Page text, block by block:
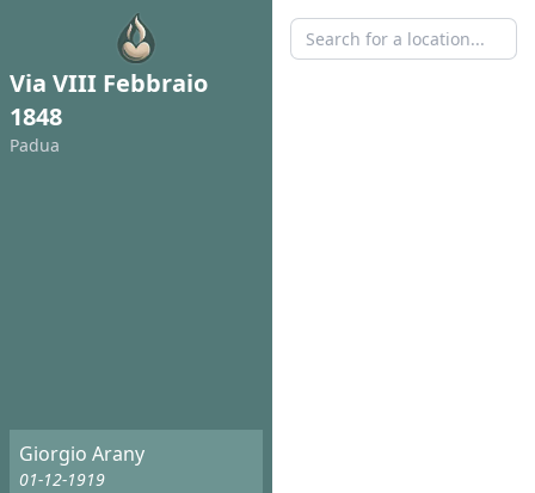
Via VIII Febbraio
1848
Padua
Giorgio Arany
01-12-1919